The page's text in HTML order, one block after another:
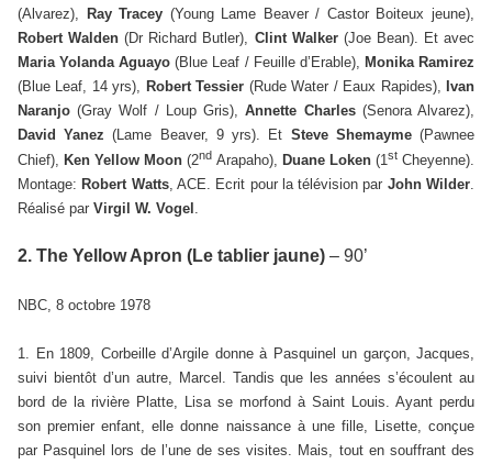
(Alvarez),
Ray Tracey (Young Lame Beaver / Castor Boiteux jeune),
Robert Walden(Dr Richard Butler), Clint Walker (Joe Bean). Et avec
Maria Yolanda Aguayo(Blue Leaf / Feuille d’Erable), Monika Ramirez
(Blue Leaf, 14 yrs), Robert Tessier (Rude Water / Eaux Rapides), Ivan
Naranjo(Gray Wolf / Loup Gris),Annette Charles (Senora Alvarez),
David Yanez(Lame Beaver, 9 yrs). Et Steve Shemayme(Pawnee
Chief),Ken Yellow Moon(2nd Arapaho), Duane Loken (1stCheyenne).
Montage:Robert Watts, ACE. Ecrit pour la télévision par John Wilder
Réalisé par Virgil W. Vogel
2. The Yellow Apron (Le tablier jaune) – 90’
NBC, 8 octobre 1978
1. En 1809, Corbeille d’Argile donne à Pasquinel un garçon, Jacques,
suivi bientôt d’un autre, Marcel. Tandis que les années s’écoulent au
bord de la rivière Platte, Lisa se morfond à Saint Louis. Ayant perdu
son premier enfant, elle donne naissance à une fille, Lisette, conçue
par Pasquinel lors de l’une de ses visites. Mais, tout en souffrant des